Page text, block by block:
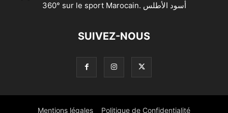
360° sur le sport Marocain. أسود الأطلس
SUIVEZ-NOUS
Mentions légales Politique de Confidentialité